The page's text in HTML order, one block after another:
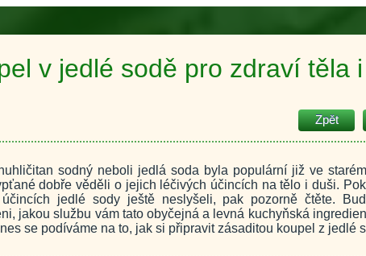
v jedlé sodě pro zdraví těla
Zpět
sodný neboli jedlá soda byla populární již ve
dobře věděli o jejich léčivých účincích na tělo i duši.
účincích jedlé sody ještě neslyšeli, pak pozorně čtěte.
jakou službu vám tato obyčejná a levná kuchyňská
se podíváme na to, jak si připravit zásaditou koupel z jedlé